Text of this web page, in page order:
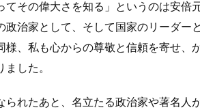
てその偉大さを知る」というのは安倍
政治家として、そして国家のリーダー
様、私も心からの尊敬と信頼を寄せ、
ました。
られたあと、名立たる政治家や著名人